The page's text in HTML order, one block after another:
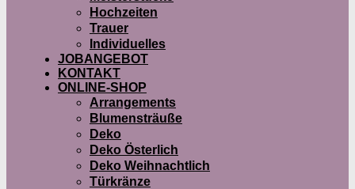
Hochzeiten
Trauer
Individuelles
JOBANGEBOT
KONTAKT
ONLINE-SHOP
Arrangements
Blumensträuße
Deko
Deko Österlich
Deko Weihnachtlich
Türkränze